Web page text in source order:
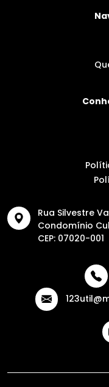
Rua Silvestre
Condomínio
CEP: 07020-001